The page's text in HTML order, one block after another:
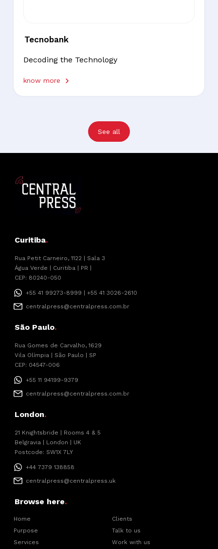
Tecnobank
Decoding the Technology
know more
See all
Curitiba.
Rua Petit Carneiro, 1122 | Sala 3
Água Verde | Curitiba | PR |
CEP: 80240-050
+55 41 99273-8999 | +55 41 3026-2610
centralpress@centralpress.com.br
São Paulo.
Rua Gomes de Carvalho, 1629
Vila Olímpia | São Paulo | SP
CEP: 04547-006
+55 11 94199-9379
centralpress@centralpress.com.br
London.
21 Knightsbride | Rooms 4 & 5
Belgravia | London | UK
Postcode: SW1X 7LY
+44 7379 138858
centralpress@centralpress.uk
Browse here.
Home
Purpose
Services
Clients
Talk to us
Work with us